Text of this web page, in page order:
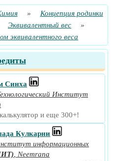
»
Концепция родинки
Эквивалентный вес
»
эквивалентного веса
Синха
Институт
и еще 300+!
Кулкарни
информационных
Neemrana